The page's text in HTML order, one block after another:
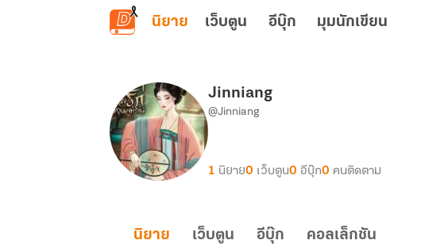
ข้ามไปยังเนื้อหาหลัก
นิยาย เว็บตูน อีบุ๊ก มุมนักเขียน
Jinniang
@Jinniang
1 นิยาย0 เว็บตูน0 อีบุ๊ก0 คนติดตาม
นิยาย เว็บตูน อีบุ๊ก คอลเล็กชัน